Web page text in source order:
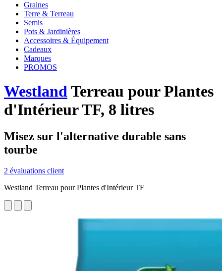
Graines
Terre & Terreau
Semis
Pots & Jardinières
Accessoires & Équipement
Cadeaux
Marques
PROMOS
WestlandTerreau pour Plantes
d'Intérieur TF, 8 litres
Misez sur l'alternative durable sans
tourbe
2 évaluations client
Westland Terreau pour Plantes d'Intérieur TF